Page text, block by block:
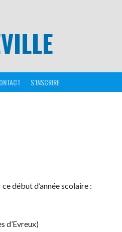
S’INSCRIRE
début d’année scolaire :
d’Evreux)